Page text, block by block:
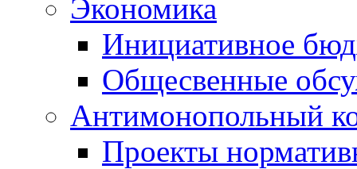
Экономика
Инициативное
Общесвенные
Антимонопольный
Проекты